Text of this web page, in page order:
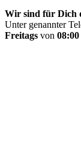
Wir sind für Dich
Unter genannter
Freitags von